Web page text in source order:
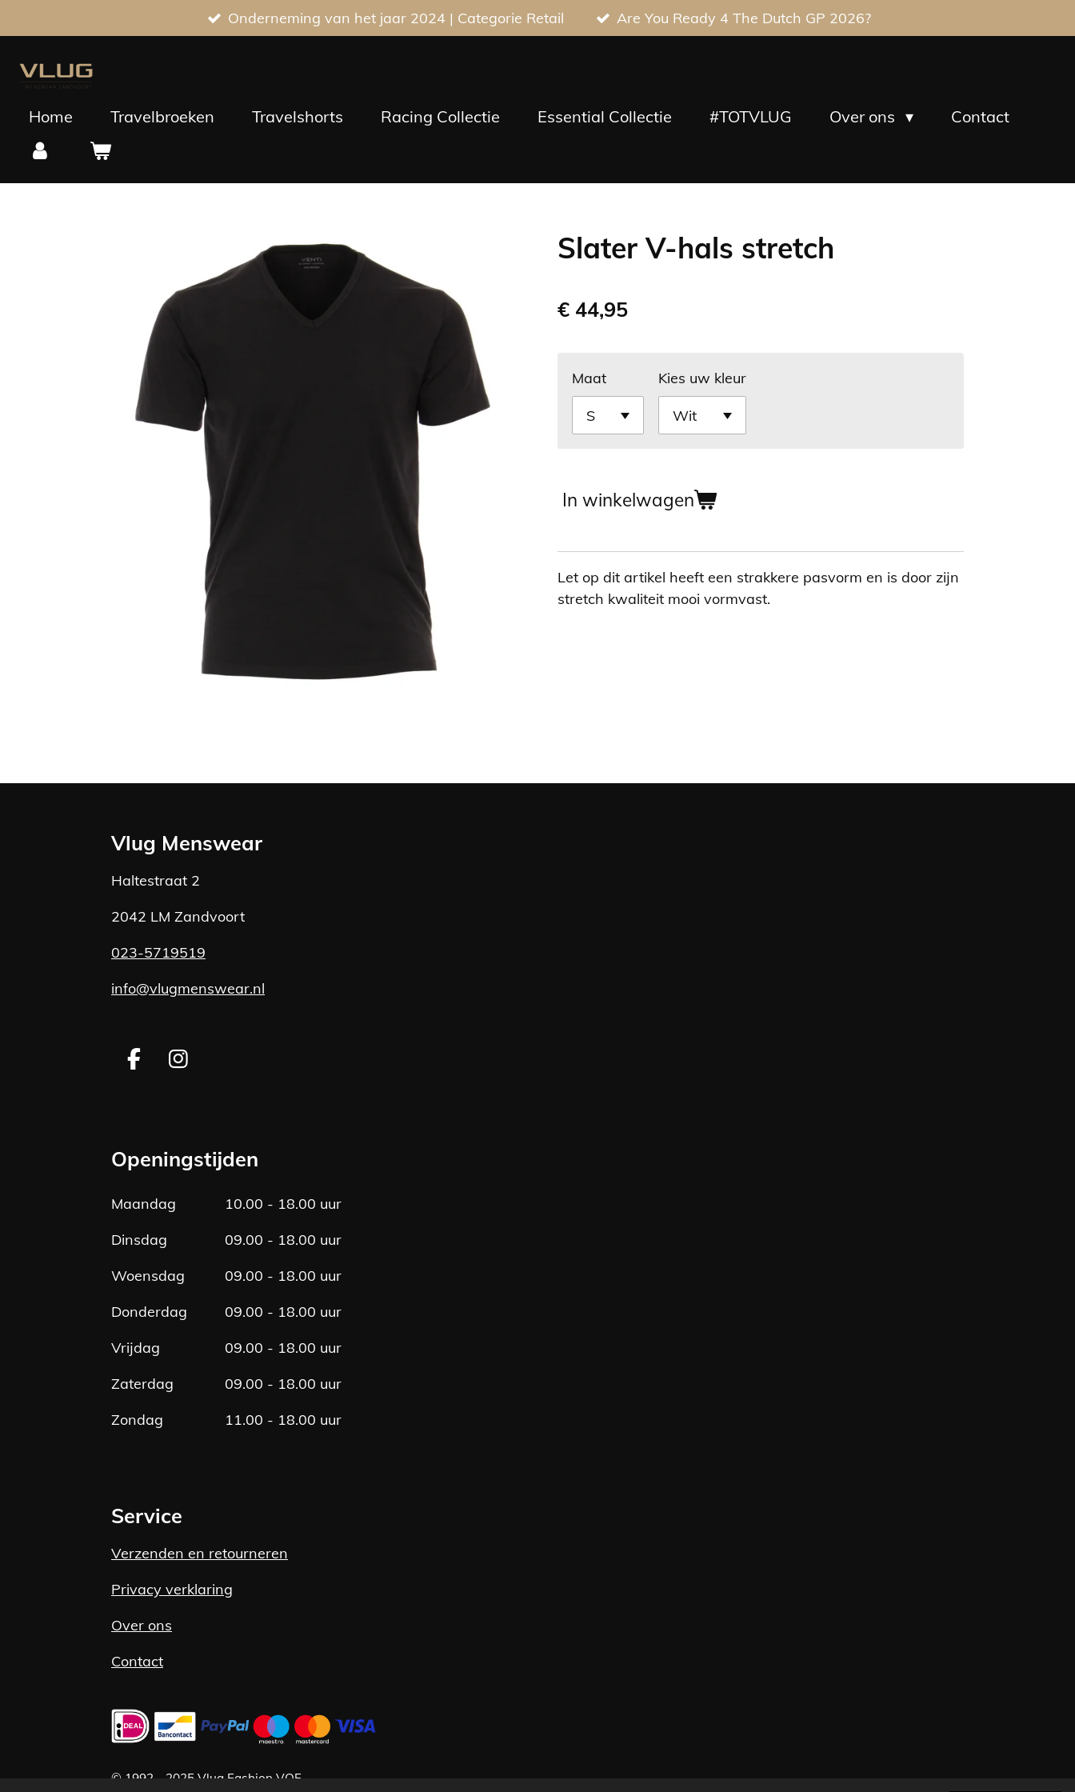
direct
naar
Onderneming van het jaar 2024 | Categorie Retail Are You Ready 4 The Dutch GP 2026?
Home Travelbroeken Travelshorts Racing Collectie Essential Collectie #TOTVLUG Over ons Contact
Slater V-hals stretch
€ 44,95
Maat Kies uw kleur
In winkelwagen
Let op dit artikel heeft een strakkere pasvorm en is door zijn
stretch kwaliteit mooi vormvast.
Vlug Menswear
Haltestraat 2
2042 LM Zandvoort
023-5719519
info@vlugmenswear.nl
F
b
o
I
a
g
Openingstijden
Maandag
10.00 - 18.00 uur
Dinsdag
09.00 - 18.00 uur
Woensdag
09.00 - 18.00 uur
Donderdag
09.00 - 18.00 uur
Vrijdag
09.00 - 18.00 uur
Zaterdag
09.00 - 18.00 uur
Zondag
11.00 - 18.00 uur
Service
Verzenden en retourneren
Privacy verklaring
Over ons
Contact
© 1992 - 2025 Vlug Fashion VOF